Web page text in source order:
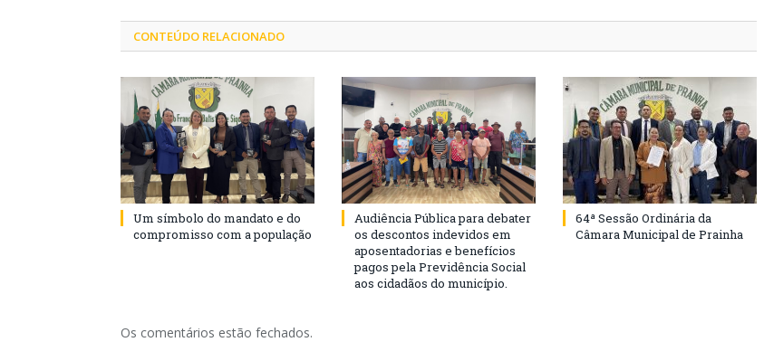
CONTEÚDO RELACIONADO
Um símbolo do mandato e do
compromisso com a população
Audiência Pública para debater
os descontos indevidos em
aposentadorias e benefícios
pagos pela Previdência Social
aos cidadãos do município.
64ª Sessão Ordinária da
Câmara Municipal de Prainha
Os comentários estão fechados.